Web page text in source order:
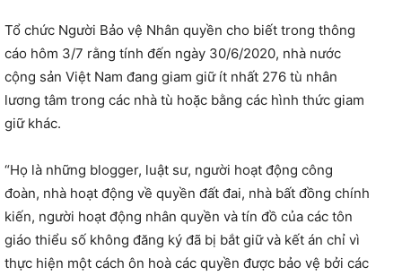
Tổ chức Người Bảo vệ Nhân quyền cho biết trong thông
cáo hôm 3/7 rằng tính đến ngày 30/6/2020, nhà nước
cộng sản Việt Nam đang giam giữ ít nhất 276 tù nhân
lương tâm trong các nhà tù hoặc bằng các hình thức giam
giữ khác.
“Họ là những blogger, luật sư, người hoạt động công
đoàn, nhà hoạt động về quyền đất đai, nhà bất đồng chính
kiến, người hoạt động nhân quyền và tín đồ của các tôn
giáo thiểu số không đăng ký đã bị bắt giữ và kết án chỉ vì
thực hiện một cách ôn hoà các quyền được bảo vệ bởi các